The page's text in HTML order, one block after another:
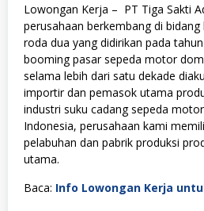
Lowongan Kerja – PT Tiga Sakti
perusahaan berkembang di
roda dua yang didirikan pada
booming pasar sepeda motor
selama lebih dari satu dekade
importir dan pemasok utama
industri suku cadang sepeda
Indonesia, perusahaan kami
pelabuhan dan pabrik produksi
utama.
Baca: Info Lowongan Kerja